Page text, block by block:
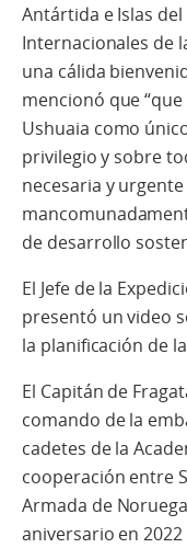
Antártida e Islas
Internacionales de
una cálida
mencionó que
Ushuaia como
privilegio y sobre
necesaria y
de desarrollo
El Jefe de la
presentó un video
la planificación de
El Capitán de
comando de la
cadetes de la
cooperación entre
Armada de
aniversario en